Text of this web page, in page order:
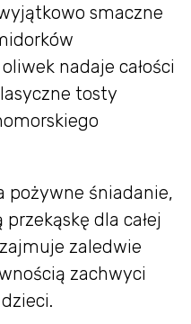
smaczne
nadaje całości
tosty
pożywne śniadanie,
dla całej
zaledwie
zachwyci